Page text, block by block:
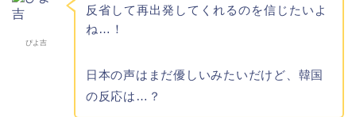
ぴよ吉
反省して再出発してくれるのを信じたいよ
ね…！
日本の声はまだ優しいみたいだけど、韓国
の反応は…？